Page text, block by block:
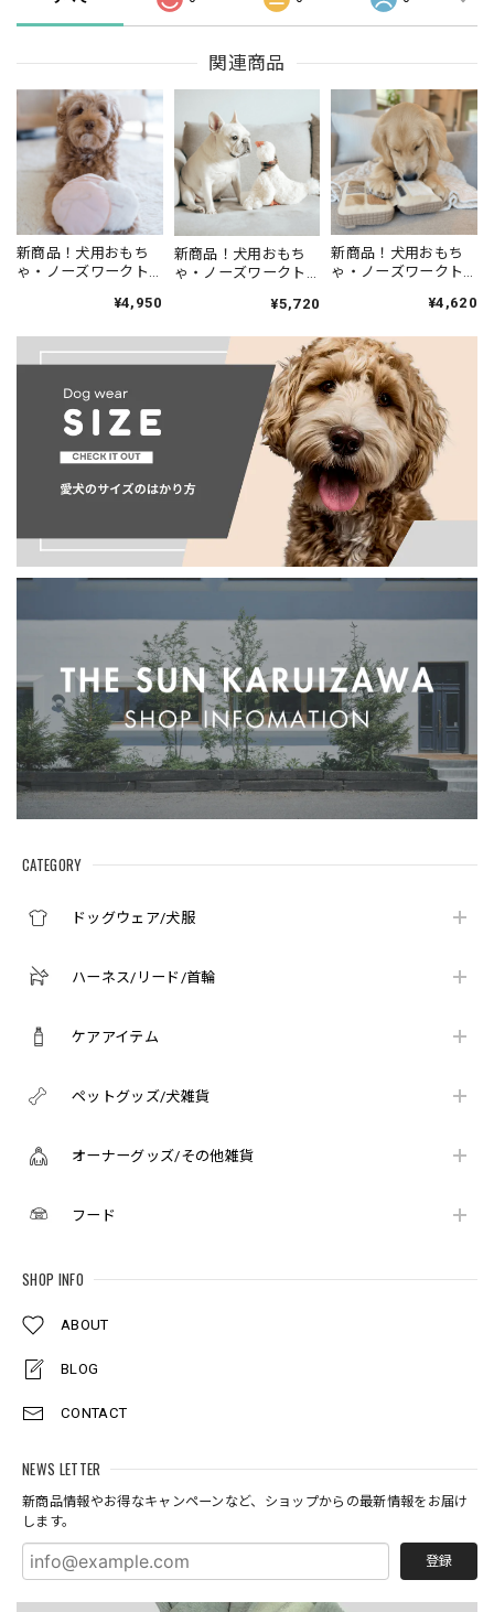
CATEGORY
ドッグウェア/犬服
ハーネス/リード/首輪
ケアアイテム
ペットグッズ/犬雑貨
オーナーグッズ/その他雑貨
フード
SHOP INFO
ABOUT
BLOG
CONTACT
NEWS LETTER
新商品情報やお得なキャンペーンなど、ショップからの最新情報をお届け
します。
登録
関連商品
新商品！犬用おもち
ゃ・ノーズワークト
¥4,950
新商品！犬用おもち
ゃ・ノーズワークト
¥5,720
新商品！犬用おもち
ゃ・ノーズワークト
シャドウパレット¥4,620